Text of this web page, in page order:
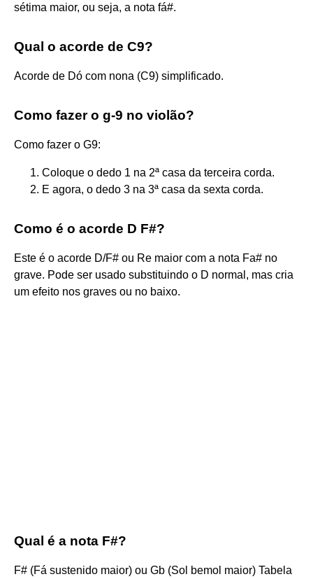
sétima maior, ou seja, a nota fá#.
Qual o acorde de C9?
Acorde de Dó com nona (C9) simplificado.
Como fazer o g-9 no violão?
Como fazer o G9:
Coloque o dedo 1 na 2ª casa da terceira corda.
E agora, o dedo 3 na 3ª casa da sexta corda.
Como é o acorde D F#?
Este é o acorde D/F# ou Re maior com a nota Fa# no
grave. Pode ser usado substituindo o D normal, mas cria
um efeito nos graves ou no baixo.
Qual é a nota F#?
F# (Fá sustenido maior) ou Gb (Sol bemol maior) Tabela